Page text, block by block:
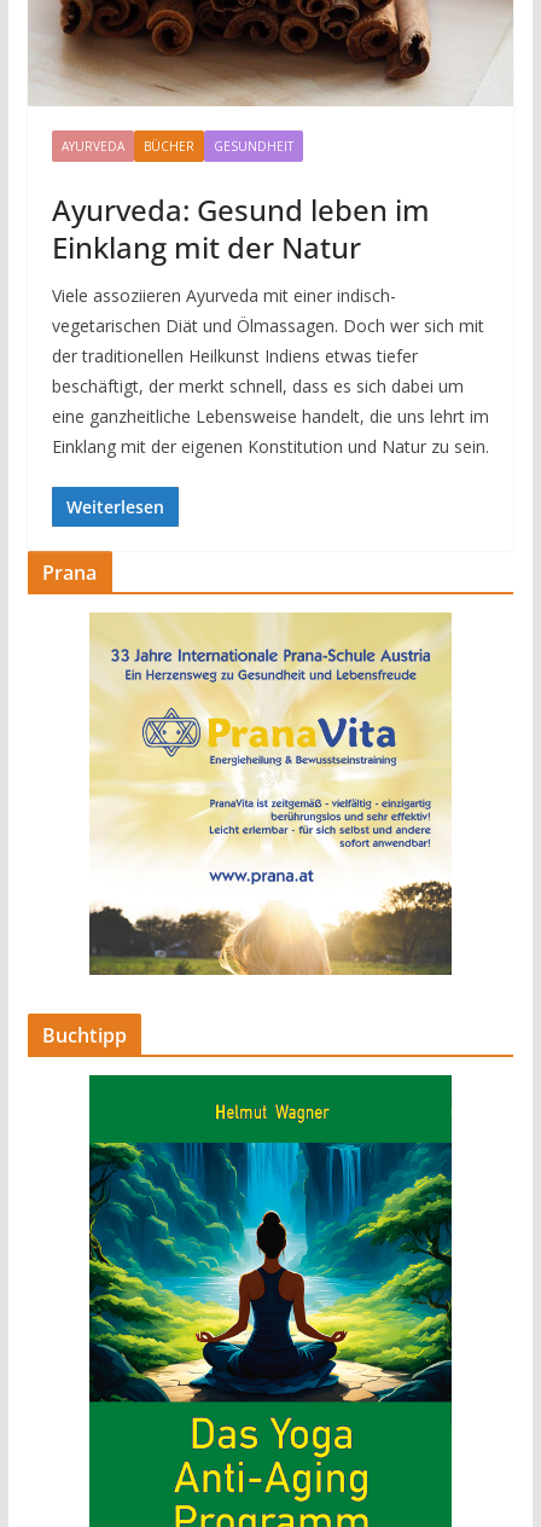
AYURVEDA BÜCHER GESUNDHEIT
Ayurveda: Gesund leben im
Einklang mit der Natur
Viele assoziieren Ayurveda mit einer indisch-
vegetarischen Diät und Ölmassagen. Doch wer sich mit
der traditionellen Heilkunst Indiens etwas tiefer
beschäftigt, der merkt schnell, dass es sich dabei um
eine ganzheitliche Lebensweise handelt, die uns lehrt im
Einklang mit der eigenen Konstitution und Natur zu sein.
Weiterlesen
Prana
Buchtipp